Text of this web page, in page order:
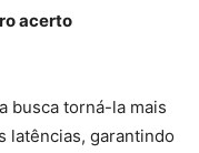
acerto
busca torná-la mais
latências, garantindo